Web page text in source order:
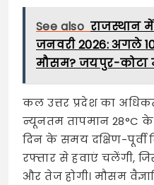
See also राजस्थान
जनवरी 2026: अगले
मौसम? जयपुर-कोटा
कल उत्तर प्रदेश का
न्यूनतम तापमान 28°C
दिन के समय दक्षिण-पूर्वी
रफ्तार से हवाएं चलेंगी,
और तेज होगी। मौसम